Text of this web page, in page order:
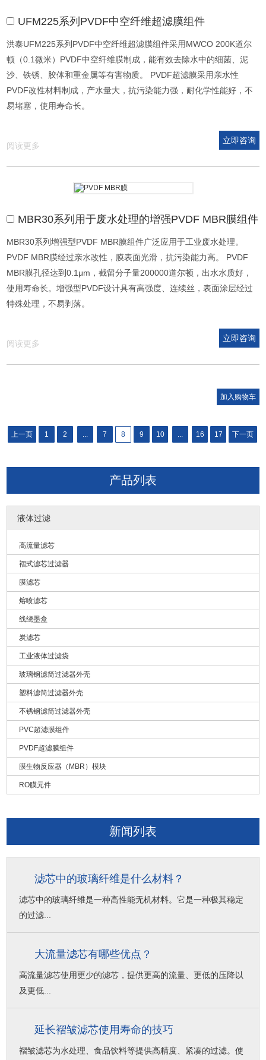
UFM225系列PVDF中空纤维超滤膜组件
洪泰UFM225系列PVDF中空纤维超滤膜组件采用MWCO 200K道尔
顿（0.1微米）PVDF中空纤维膜制成，能有效去除水中的细菌、泥
沙、铁锈、胶体和重金属等有害物质。 PVDF超滤膜采用亲水性
PVDF改性材料制成，产水量大，抗污染能力强，耐化学性能好，不
易堵塞，使用寿命长。
阅读更多
立即咨询
MBR30系列用于废水处理的增强PVDF MBR膜组件
MBR30系列增强型PVDF MBR膜组件广泛应用于工业废水处理。
PVDF MBR膜经过亲水改性，膜表面光滑，抗污染能力高。 PVDF
MBR膜孔径达到0.1μm，截留分子量200000道尔顿，出水水质好，
使用寿命长。增强型PVDF设计具有高强度、连续丝，表面涂层经过
特殊处理，不易剥落。
阅读更多
立即咨询
上一页 1 2 7 8 9 10 16 17 下一页
产品列表
液体过滤
高流量滤芯
褶式滤芯过滤器
膜滤芯
熔喷滤芯
线绕墨盒
炭滤芯
工业液体过滤袋
玻璃钢滤筒过滤器外壳
塑料滤筒过滤器外壳
不锈钢滤筒过滤器外壳
PVC超滤膜组件
PVDF超滤膜组件
膜生物反应器（MBR）模块
RO膜元件
新闻列表
滤芯中的玻璃纤维是什么材料？
滤芯中的玻璃纤维是一种高性能无机材料。它是一种极其稳定
的过滤...
大流量滤芯有哪些优点？
高流量滤芯使用更少的滤芯，提供更高的流量、更低的压降以
及更低...
延长褶皱滤芯使用寿命的技巧
褶皱滤芯为水处理、食品饮料等提供高精度、紧凑的过滤。使